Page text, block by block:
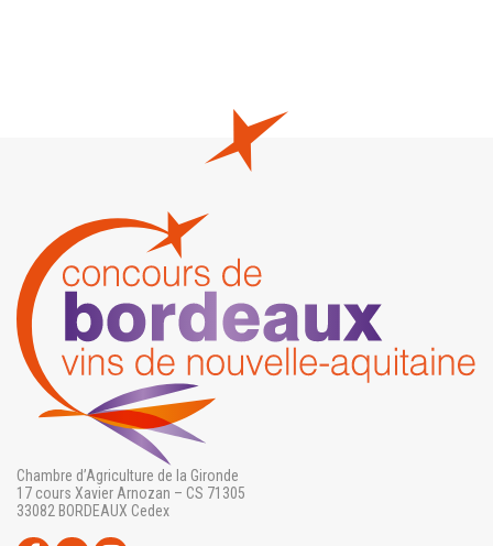
Chambre d’Agriculture de la Gironde
17 cours Xavier Arnozan – CS 71305
33082 BORDEAUX Cedex